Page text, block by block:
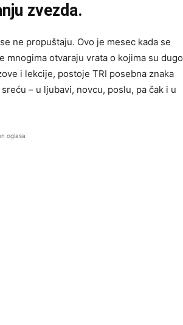
zvezda.
ne propuštaju. Ovo je mesec kada se
mnogima otvaraju vrata o kojima su dugo
i lekcije, postoje TRI posebna znaka
– u ljubavi, novcu, poslu, pa čak i u
oglasa